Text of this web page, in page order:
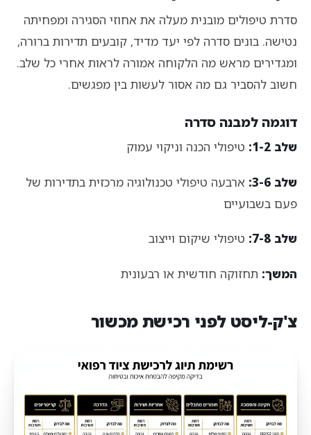
סדרת טיפולים מובנית מעלה את אחוזי הסגירה ומפחיתה
נטישה. בונים סדרה לפי יעד מדיד, קובעים תדירות ברורה,
ומגדירים מראש מה הלקוחה אמורה לראות אחרי כל שלב.
חשוב להסביר גם מה אסור לעשות בין מפגשים.
דוגמה למבנה סדרה
שלב 1-2: טיפולי הכנה וניקוי עמוק
שלב 3-6:
ארבעה טיפולי טכנולוגיה מרכזית בתדירות של
פעם בשבועיים
שלב 7-8: טיפולי שיקום וייצוב
המשך: תחזוקה חודשית או רבעונית
צ'ק-ליסט לפני רכישת מכשור